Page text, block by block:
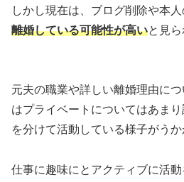
しかし現在は、ブログ削除や本人
離婚している可能性が高いと見ら
元夫の職業や詳しい離婚理由に
はプライベートについてはあま
を分けて活動している様子がうか
仕事に趣味にとアクティブに活